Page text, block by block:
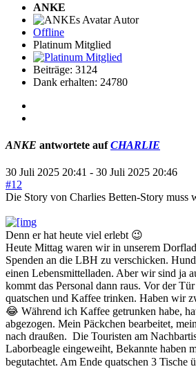
ANKE
Autor
Offline
Platinum Mitglied
Beiträge: 3124
Dank erhalten: 24780
ANKE antwortete aufCHARLIE
30 Juli 2025 20:41 - 30 Juli 2025 20:46
#12
Die Story von Charlies Betten-Story muss
Denn er hat heute viel erlebt 😉
Heute Mittag waren wir in unserem
Spenden an die LBH zu verschicken.
einen Lebensmittelladen. Aber wir sind ja
kommt das Personal dann raus. Vor der
quatschen und Kaffee trinken. Haben wir
😂 Während ich Kaffee getrunken habe,
abgezogen. Mein Päckchen bearbeitet,
nach draußen. Die Touristen am
Laborbeagle eingeweiht, Bekannte haben
begutachtet. Am Ende quatschen 3 Tische